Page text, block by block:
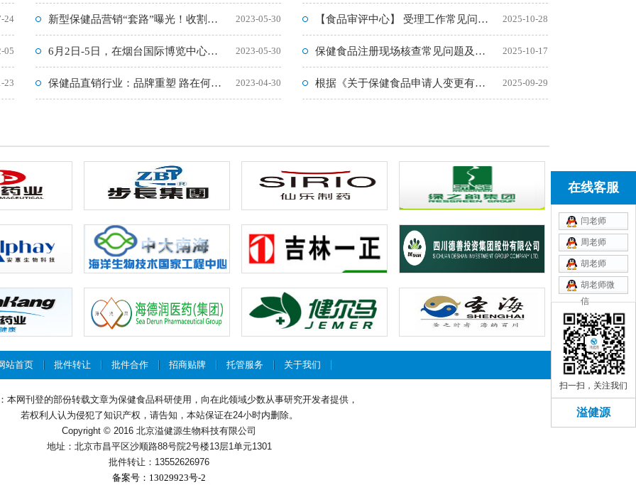
24
05
23
新型保健品营销“套路”曝光！收割各阶层群体，特别是年轻人 2023-05-30
6月2日-5日，在烟台国际博览中心举办2023 RCEP区域 2023-05-30
保健品直销行业：品牌重塑 路在何方? 2023-04-30
【食品审评中心】 受理工作常见问题汇总 2025-10-28
保健食品注册现场核查常见问题及解答(一) 2025-10-17
根据《关于保健食品申请人变更有关问题的通知》（国食药监许〔2 2025-09-29
在线客服
闫老师
周老师
胡老师
胡老师微
信
xiaoli0315
扫一扫，关注我们
溢健源
站首页 批件转让 批件合作 招商贴牌 托管服务 关于我们
本网刊登的部份转载文章为保健食品科研使用，向在此领域少数从事研究开发者提供，
若权利人认为侵犯了知识产权，请告知，本站保证在24小时内删除。
Copyright © 2016 北京溢健源生物科技有限公司
地址：北京市昌平区沙顺路88号院2号楼13层1单元1301
批件转让：13552626976
备案号：13029923号-2